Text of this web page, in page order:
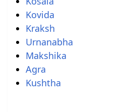
Kovida
Kraksh
Urnanabha
Makshika
Agra
Kushtha